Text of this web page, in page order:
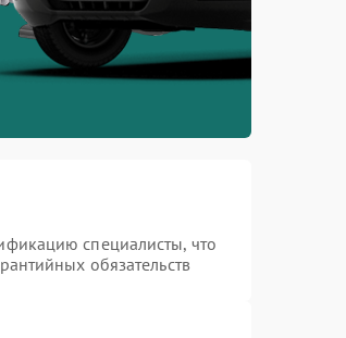
специалисты, что
обязательств